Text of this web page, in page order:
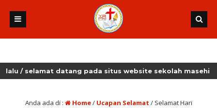
datang pada situs website sekolah masehi kudus
Anda ada di : Home/ Ucapan Selamat / Selamat Hari